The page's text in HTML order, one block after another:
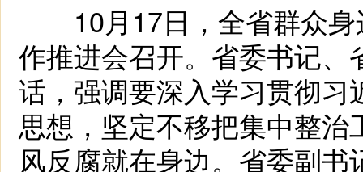
10月17日，全省群众身
作推进会召开。省委书记
话，强调要深入学习贯彻
思想，坚定不移把集中整
风反腐就在身边。省委副